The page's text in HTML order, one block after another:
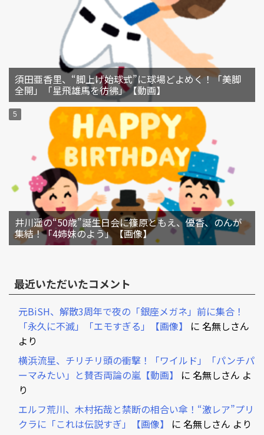
須田亜香里、“脚上げ始球式”に球場どよめく！「美脚
全開」「星飛雄馬を彷彿」【動画】
井川遥の“50歳”誕生日会に篠原ともえ、優香、のんが
集結！「4姉妹のよう」【画像】
最近いただいたコメント
元BiSH、解散3周年で夜の「銀座メガネ」前に集合！
「永久に不滅」「エモすぎる」【画像】
に 名無しさん
より
横浜流星、チリチリ頭の衝撃！「ワイルド」「パンチパ
ーマみたい」と賛否両論の嵐【動画】
に 名無しさん よ
り
エルフ荒川、木村拓哉と禁断の相合い傘！“激レア”プリ
クラに「これは伝説すぎ」【画像】
に 名無しさん より